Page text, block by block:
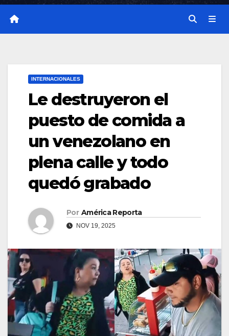
INTERNACIONALES
Le destruyeron el
puesto de comida a
un venezolano en
plena calle y todo
quedó grabado
Por América Reporta
NOV 19, 2025